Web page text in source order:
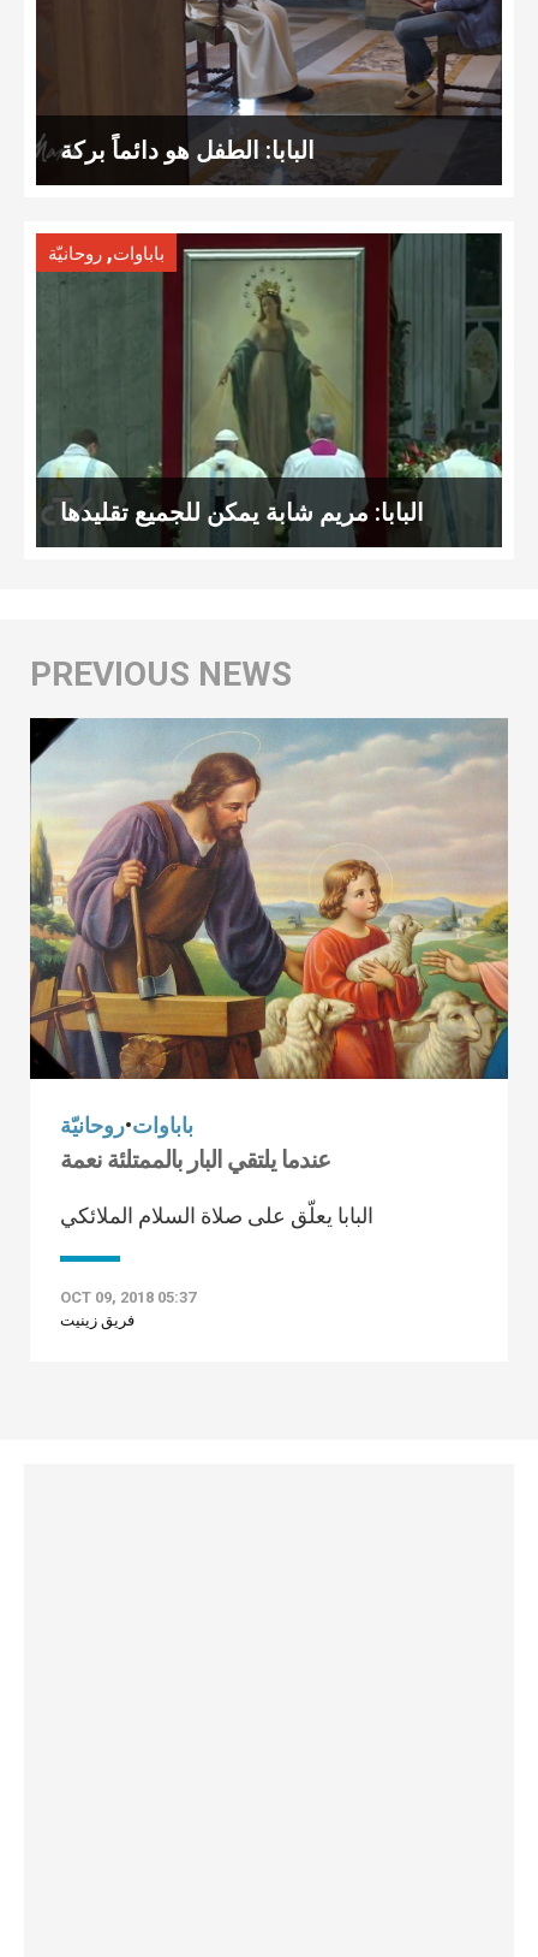
البابا: الطفل هو دائماً بركة
باباوات, روحانيّة
البابا: مريم شابة يمكن للجميع تقليدها
باباوات•روحانيّة
عندما يلتقي البار بالممتلئة نعمة
البابا يعلّق على صلاة السلام الملائكي
OCT 09, 2018 05:37
فريق زينيت